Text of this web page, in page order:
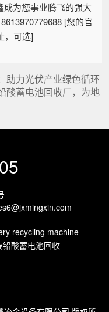
成为您事业腾飞的强大
[您的官
，可选]
助力光伏产业绿色循环
蓄电池回收厂，为地
recycling machine
铅酸蓄电池回收